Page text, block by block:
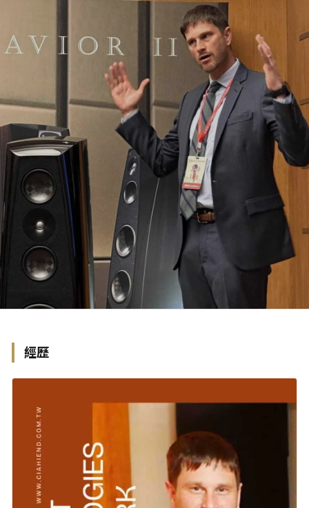
從小號演奏者到頂尖音響工程師，Josh Clark 以音樂熱情與技
經歷